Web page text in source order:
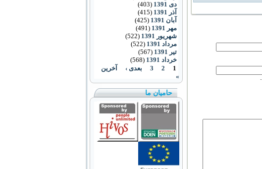
دی 1391
(403)
آذر 1391
(415)
آبان 1391
(425)
مهر 1391
(491)
شهریور 1391
(522)
مرداد 1391
(522)
تیر 1391
(567)
خرداد 1391
(568)
1
2
3 بعدی ›
آخرین
»
حامیان ما